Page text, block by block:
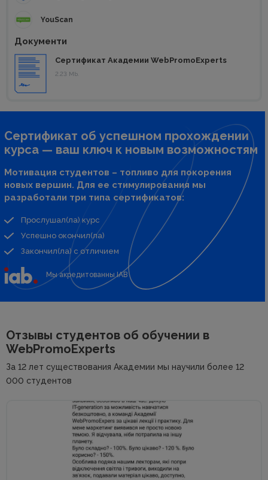
YouScan
Документи
Сертификат Академии WebPromoExperts
2.23 Mb.
Сертификат об успешном прохождении
курса — ваш ключ к новым возможностям
Мотивация студентов – топливо для покорения
новых вершин. Для ее стимулирования мы
разработали три типа сертификатов:
Прослушал(ла) курс
Успешно окончил(ла)
Закончил(ла) с отличием
Мы акредитованны IAB
Отзывы студентов об обучении в
WebPromoExperts
За 12 лет существования Академии мы научили более 12
000 студентов